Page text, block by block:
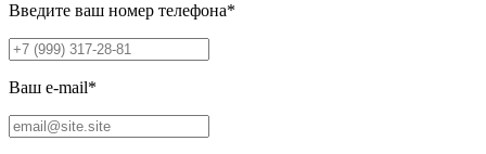
Введите ваш номер телефона*
Ваш e-mail*